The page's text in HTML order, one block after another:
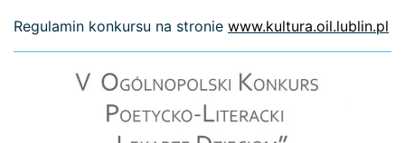
Regulamin konkursu na stronie www.kultura.oil.lublin.pl